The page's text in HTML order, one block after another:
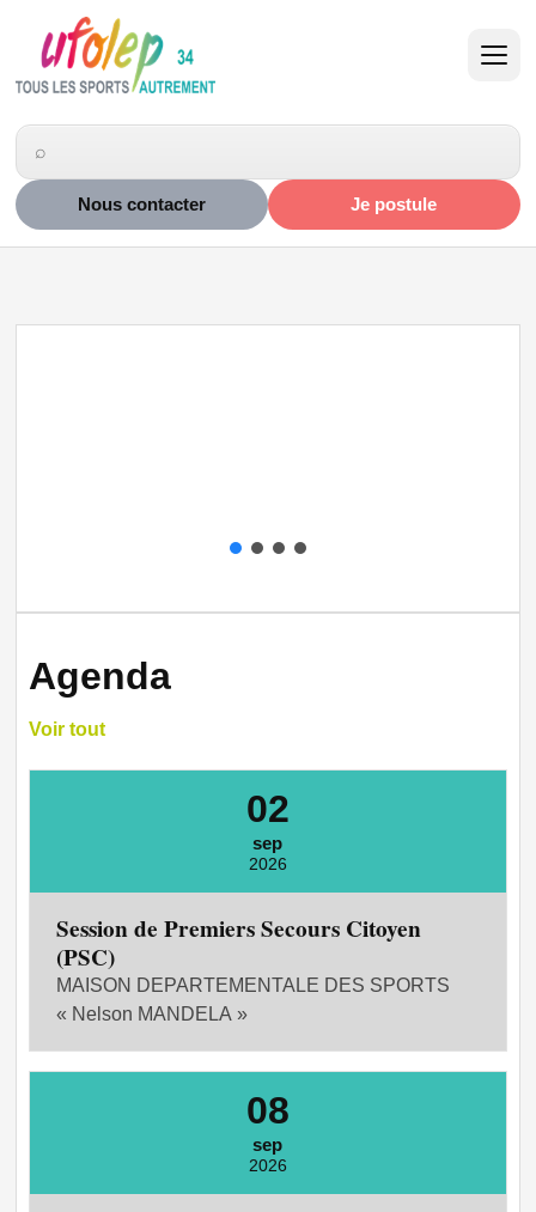
Nous contacter Je postule
Agenda
Voir tout
02
sep
2026
Session de Premiers Secours Citoyen
(PSC)
MAISON DEPARTEMENTALE DES SPORTS
« Nelson MANDELA »
08
sep
2026